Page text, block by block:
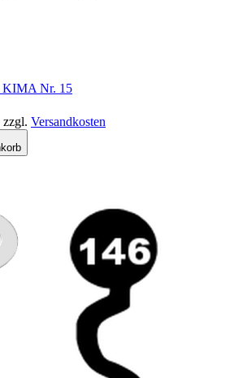
KIMA Nr. 15
zzgl. Versandkosten